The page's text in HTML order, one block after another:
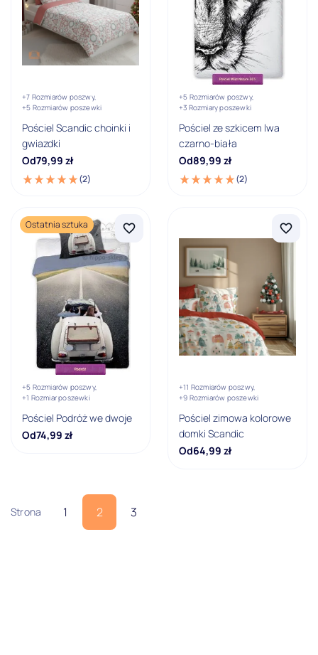
+7 Rozmiarów poszwy,
+5 Rozmiarów poszewki
Pościel Scandic choinki i
gwiazdki
Od79,99 zł
(2)
+5 Rozmiarów poszwy,
+3 Rozmiary poszewki
Pościel ze szkicem lwa
czarno-biała
Od89,99 zł
(2)
Ostatnia sztuka
+5 Rozmiarów poszwy,
+1 Rozmiar poszewki
Pościel Podróż we dwoje
Od74,99 zł
+11 Rozmiarów poszwy,
+9 Rozmiarów poszewki
Pościel zimowa kolorowe
domki Scandic
Od64,99 zł
Strona 1 2 3